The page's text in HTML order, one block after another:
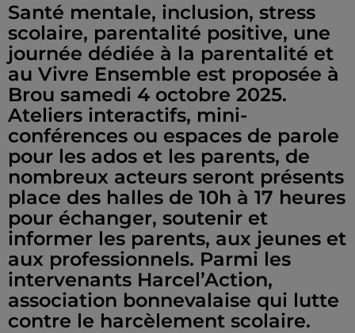
Santé mentale, inclusion, stress
scolaire, parentalité positive, une
journée dédiée à la parentalité et
au Vivre Ensemble est proposée à
Brou samedi 4 octobre 2025.
Ateliers interactifs, mini-
conférences ou espaces de parole
pour les ados et les parents, de
nombreux acteurs seront présents
place des halles de 10h à 17 heures
pour échanger, soutenir et
informer les parents, aux jeunes et
aux professionnels. Parmi les
intervenants Harcel’Action,
association bonnevalaise qui lutte
contre le harcèlement scolaire.